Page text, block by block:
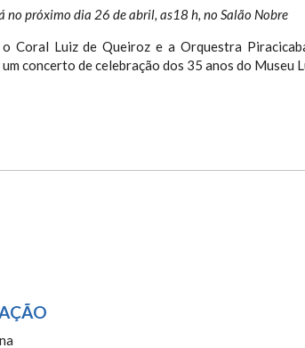
no próximo dia 26 de abril, as18 h, no Salão Nobre
Coral Luiz de Queiroz e a Orquestra
concerto de celebração dos 35 anos do Museu